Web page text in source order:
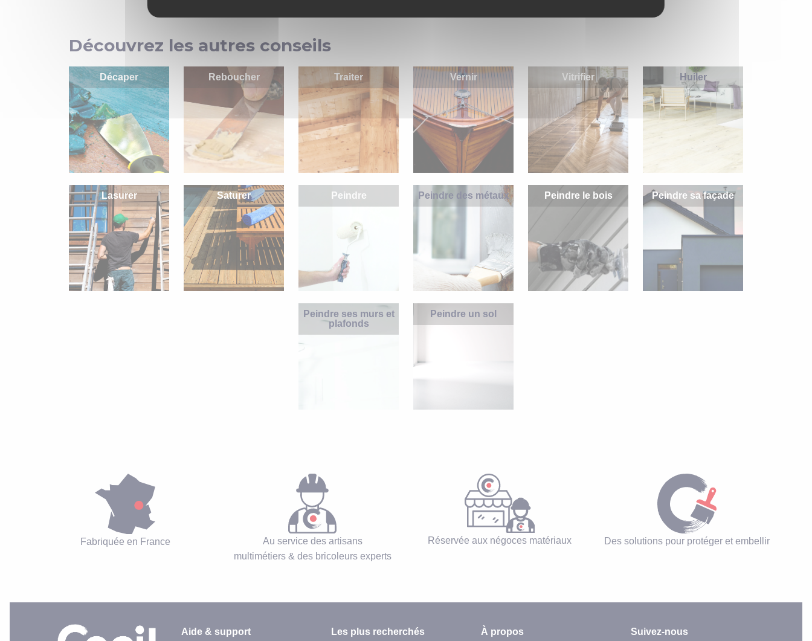
Découvrez les autres conseils
Décaper Reboucher Traiter Vernir Vitrifier Huiler
Lasurer Saturer Peindre Peindre des métaux Peindre le bois Peindre sa façade
Peindre ses murs et
plafonds
Peindre un sol
Fabriquée en France
Au service des artisans
multimétiers & des bricoleurs experts
Réservée aux négoces matériaux Des solutions pour protéger et embellir
Aide & support Les plus recherchés À propos Suivez-nous